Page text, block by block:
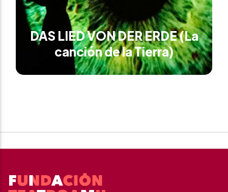
DAS LIED VON DER ERDE (La
canción de la Tierra)